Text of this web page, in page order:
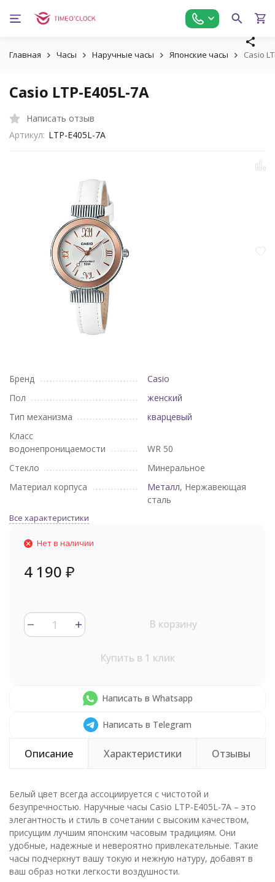
Главная Часы Наручные часы Японские часы Casio
Casio LTP-E405L-7A
Написать отзыв
Артикул: LTP-E405L-7A
Бренд
Casio
Пол
женский
Тип механизма
кварцевый
Класс
водонепроницаемости
WR 50
Стекло
Минеральное
Материал корпуса
Металл, Нержавеющая
сталь
Все характеристики
Нет в наличии
4 190 ₽
В корзину
Купить в 1 клик
Написать в Whatsapp
Написать в Telegram
Описание Характеристики Отзывы
Белый цвет всегда ассоциируется с чистотой и
безупречностью. Наручные часы Casio LTP-E405L-7A – это
элегантность и стиль в сочетании с высоким качеством,
присущим лучшим японским часовым традициям. Они
удобные, надежные и невероятно привлекательные. Такие
часы подчеркнут вашу токую и нежную натуру, добавят в
ваш образ нотки легкости воздушности.